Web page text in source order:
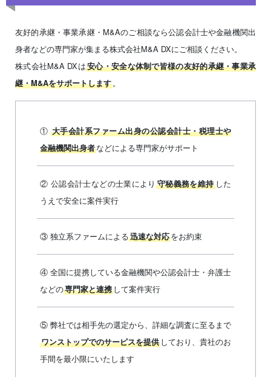
友好的承継・事業承継・M&Aのご相談なら公認会計士や金融機関出
身者などの専門家が集まる株式会社M&A DXにご相談ください。
株式会社M&A DXは安心・安全な体制で皆様の友好的承継・事業承
継・M&Aをサポートします。
① 大手会計系ファーム出身の公認会計士・税理士や
金融機関出身者などによる専門家がサポート
② 公認会計士などの士業により 守秘義務を維持した
うえで安全に案件実行
③ 独立系ファームによる迅速な対応をお約束
④ 全国に提携している金融機関や公認会計士・弁護士
などの専門家と連携 して案件実行
⑤ 弊社では相手先の選定から、詳細な調査に至るまで
ワンストップでのサーピスを提供 しており、貴社のお
手間を最小限にいたします